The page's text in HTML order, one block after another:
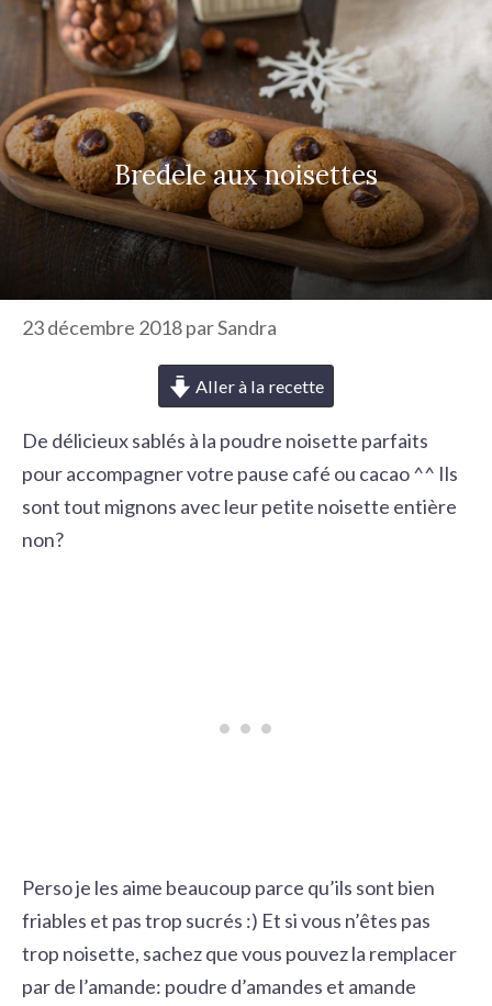
r
Bredele aux noisettes
23 décembre 2018parSandra
Aller à la recette
De délicieux sablés à la poudre noisette parfaits
pour accompagner votre pause café ou cacao ^^ Ils
sont tout mignons avec leur petite noisette entière
non?
Perso je les aime beaucoup parce qu’ils sont bien
friables et pas trop sucrés :) Et si vous n’êtes pas
trop noisette, sachez que vous pouvez la remplacer
par de l’amande: poudre d’amandes et amande